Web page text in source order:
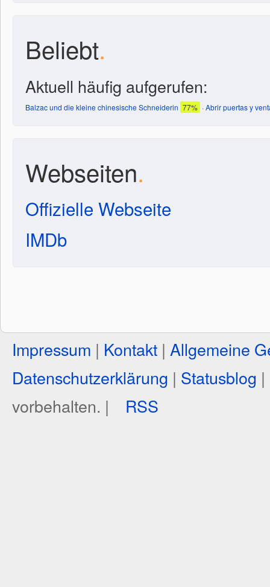
Beliebt.
Aktuell häufig aufgerufen:
Balzac und die kleine chinesische Schneiderin 77% ·Abrir puertas y
Webseiten.
Offizielle Webseite
IMDb
Impressum | Kontakt | Allgemeine
Datenschutzerklärung | Statusblog |
vorbehalten. |
RSS